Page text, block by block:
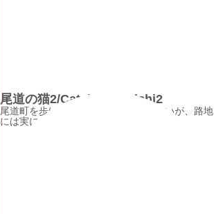
尾道の猫2/CatsinOnomichi2
尾道町を歩けば猫に当たるわけではないが、路地
には実に個性的な柄の猫が……